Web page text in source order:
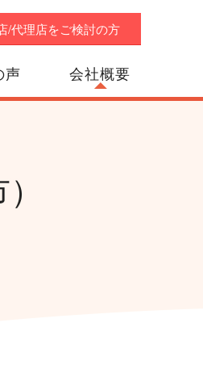
/代理店をご検討の方
声 会社概要